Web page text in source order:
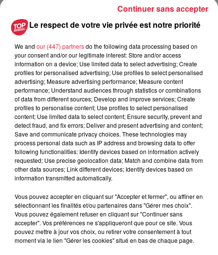
Parc des Sports
Organisateur https://rugby-haguenau.fr/
Tarif Gratuit
Match de l'équipe réserve en ouverture
15h15
Le respect de votre vie privée est notre priorité
We and our (447) partnersdo the following data processing based on
your consent and/or our legitimate interest: Store and/or access
information on a device; Use limited data to select advertising; Create
profiles for personalised advertising; Use profiles to select personalised
advertising; Measure advertising performance; Measure content
performance; Understand audiences through statistics or combinations
of data from different sources; Develop and improve services; Create
profiles to personalise content; Use profiles to select personalised
content; Use limited data to select content; Ensure security, prevent and
detect fraud, and fix errors; Deliver and present advertising and content;
Save and communicate privacy choices. These technologies may
process personal data such as IP address and browsing data to offer
following functionalities: Identify devices based on information actively
requested; Use precise geolocation data; Match and combine data from
other data sources; Link different devices; Identify devices based on
information transmitted automatically.
Vous pouvez accepter en cliquant sur "Accepter et fermer", ou affiner en
sélectionnant les finalités et/ou partenaires dans "Gérer mes choix".
Vous pouvez également refuser en cliquant sur "Continuer sans
accepter". Vos préférences ne s'appliqueront que pour ce site. Vous
pouvez mettre à jour vos choix, ou retirer votre consentement à tout
moment via le lien "Gérer les cookies" situé en bas de chaque page.
Continuer sans accepter